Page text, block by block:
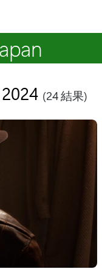
(24 結果)